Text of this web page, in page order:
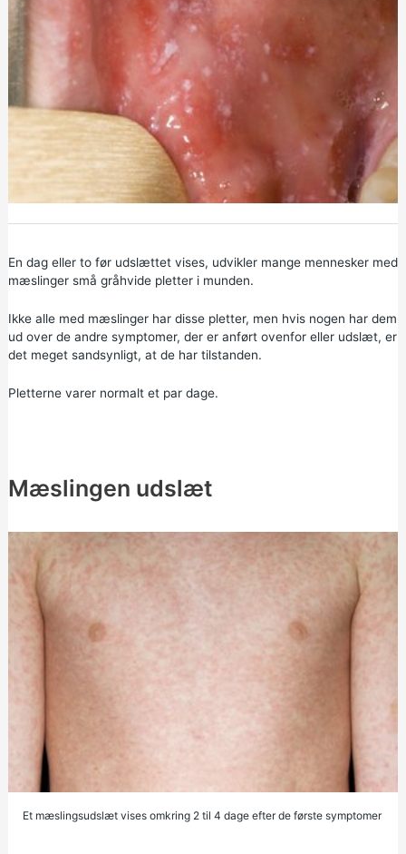
En dag eller to før udslættet vises, udvikler mange mennesker med
mæslinger små gråhvide pletter i munden.
Ikke alle med mæslinger har disse pletter, men hvis nogen har dem
ud over de andre symptomer, der er anført ovenfor eller udslæt, er
det meget sandsynligt, at de har tilstanden.
Pletterne varer normalt et par dage.
Mæslingen udslæt
Et mæslingsudslæt vises omkring 2 til 4 dage efter de første symptomer